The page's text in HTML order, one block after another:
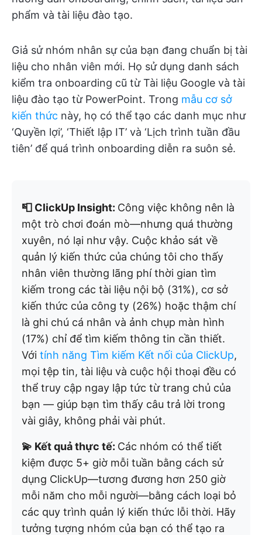
phẩm và tài liệu đào tạo.
Giả sử nhóm nhân sự của bạn đang chuẩn bị tài
liệu cho nhân viên mới. Họ sử dụng danh sách
kiểm tra onboarding cũ từ Tài liệu Google và tài
liệu đào tạo từ PowerPoint. Trong mẫu cơ sở
kiến thức này, họ có thể tạo các danh mục như
‘Quyền lợi’, ‘Thiết lập IT’ và ‘Lịch trình tuần đầu
tiên’ để quá trình onboarding diễn ra suôn sẻ.
📮 ClickUp Insight: Công việc không nên là
một trò chơi đoán mò—nhưng quá thường
xuyên, nó lại như vậy. Cuộc khảo sát về
quản lý kiến thức của chúng tôi cho thấy
nhân viên thường lãng phí thời gian tìm
kiếm trong các tài liệu nội bộ (31%), cơ sở
kiến thức của công ty (26%) hoặc thậm chí
là ghi chú cá nhân và ảnh chụp màn hình
(17%) chỉ để tìm kiếm thông tin cần thiết.
Với tính năng Tìm kiếm Kết nối của ClickUp,
mọi tệp tin, tài liệu và cuộc hội thoại đều có
thể truy cập ngay lập tức từ trang chủ của
bạn — giúp bạn tìm thấy câu trả lời trong
vài giây, không phải vài phút.
💫 Kết quả thực tế: Các nhóm có thể tiết
kiệm được 5+ giờ mỗi tuần bằng cách sử
dụng ClickUp—tương đương hơn 250 giờ
mỗi năm cho mỗi người—bằng cách loại bỏ
các quy trình quản lý kiến thức lỗi thời. Hãy
tưởng tượng nhóm của bạn có thể tạo ra